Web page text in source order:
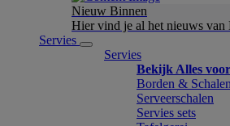
Nieuw Binnen
Hier vind je al het nieuws van
Servies
Servies
Bekijk Alles
Borden & Schalen
Serveerschalen
Servies sets